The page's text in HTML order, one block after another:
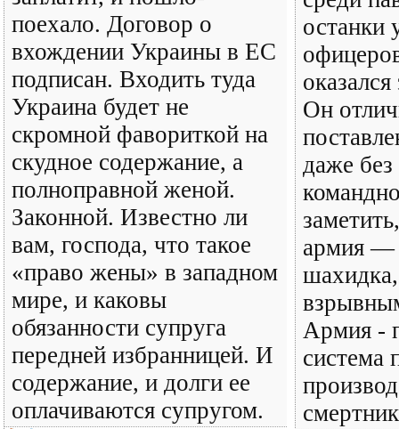
поехало. Договор о
вхождении Украины в ЕС
подписан. Входить туда
Украина будет не
скромной фавориткой на
скудное содержание, а
полноправной женой.
Законной. Известно ли
вам, господа, что такое
«право жены» в западном
мире, и каковы
обязанности супруга
передней избранницей. И
содержание, и долги ее
оплачиваются супругом.
останки
Он
даже без
армия —
Армия -
система